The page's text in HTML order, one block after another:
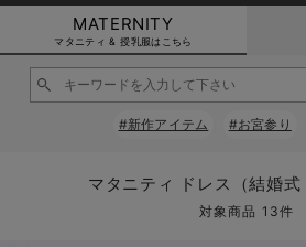
マタニティウェア全て
マタニティ ワンピース
マタニティ 下着・インナー全て
授乳ブラ・マタニティブラ（マタニティインナー・産後用品）
授乳服全て
マタニティ フォーマル全て
マタニティ スーツ
マタニティ ドレス（結婚式・お呼ばれ）
授乳用品全て
妊婦用 抱き枕・授乳クッション
マタニティレッグウェア全て
マタニティストッキング・タイツ
マタニティ ボディケア全て
アウトレット全て
【アウトレット】ワンピース
特集全て
再入荷全て
再入荷｜インナー
MATERNITY
マタニティ & 授乳服はこちら
#新作アイテム #お宮参り
マタニティ ドレス（結婚式
対象商品 13件
カートに入れる
閉じる